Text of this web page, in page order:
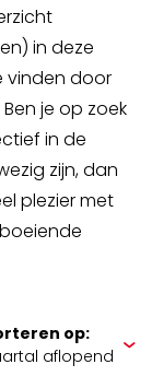
in deze
vinden door
je op zoek
in de
zijn, dan
plezier met
op: